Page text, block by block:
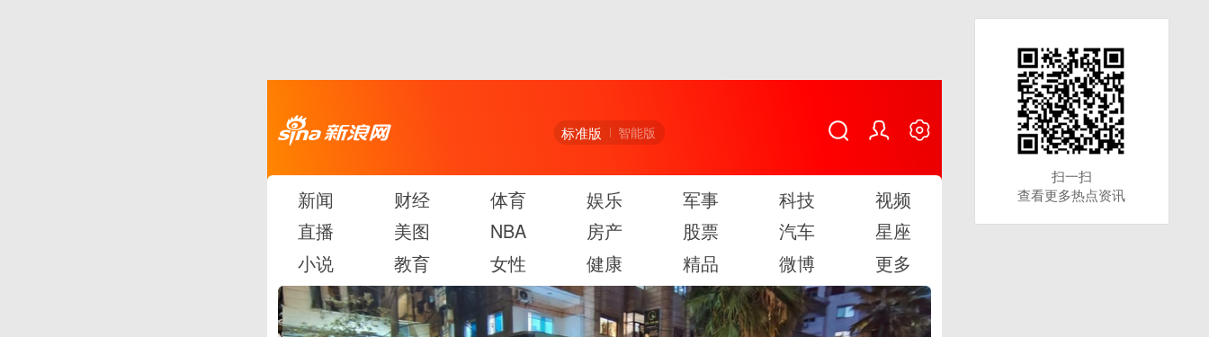
标准版 智能版
新闻 财经 体育 娱乐 军事 科技
视频
直播
美图 NBA 房产 股票 汽车
星座
小说
教育 女性 健康 精品 微博 更多
扫一扫
查看更多热点资讯
扫一扫
查看更多热点资讯